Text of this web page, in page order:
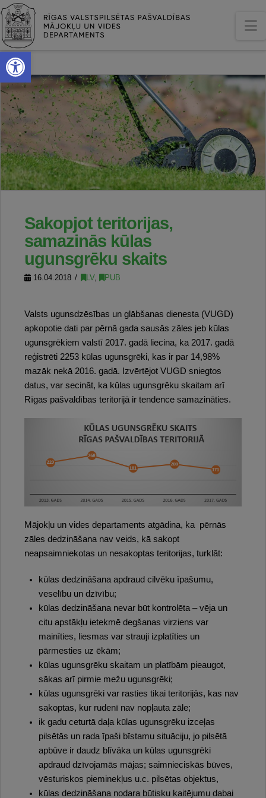
Open toolbar
Sakopjot teritorijas,
samazinās kūlas
ugunsgrēku skaits
16.04.2018 LV, PUB
Valsts ugunsdzēsības un glābšanas dienesta (VUGD)
apkopotie dati par pērnā gada sausās zāles jeb kūlas
ugunsgrēkiem valstī 2017. gadā liecina, ka 2017. gadā
reģistrēti 2253 kūlas ugunsgrēki, kas ir par 14,98%
mazāk nekā 2016. gadā. Izvērtējot VUGD sniegtos
datus, var secināt, ka kūlas ugunsgrēku skaitam arī
Rīgas pašvaldības teritorijā ir tendence samazināties.
Mājokļu un vides departaments atgādina, ka pērnās
zāles dedzināšana nav veids, kā sakopt
neapsaimniekotas un nesakoptas teritorijas, turklāt:
kūlas dedzināšana apdraud cilvēku īpašumu,
veselību un dzīvību;
kūlas dedzināšana nevar būt kontrolēta – vēja un
citu apstākļu ietekmē degšanas virziens var
mainīties, liesmas var strauji izplatīties un
pārmesties uz ēkām;
kūlas ugunsgrēku skaitam un platībām pieaugot,
sākas arī pirmie mežu ugunsgrēki;
kūlas ugunsgrēki var rasties tikai teritorijās, kas nav
sakoptas, kur rudenī nav nopļauta zāle;
ik gadu ceturtā daļa kūlas ugunsgrēku izceļas
pilsētās un rada īpaši bīstamu situāciju, jo pilsētā
apbūve ir daudz blīvāka un kūlas ugunsgrēki
apdraud dzīvojamās mājas; saimnieciskās būves,
vēsturiskos pieminekļus u.c. pilsētas objektus,
kūlas dedzināšana nodara būtisku kaitējumu dabai